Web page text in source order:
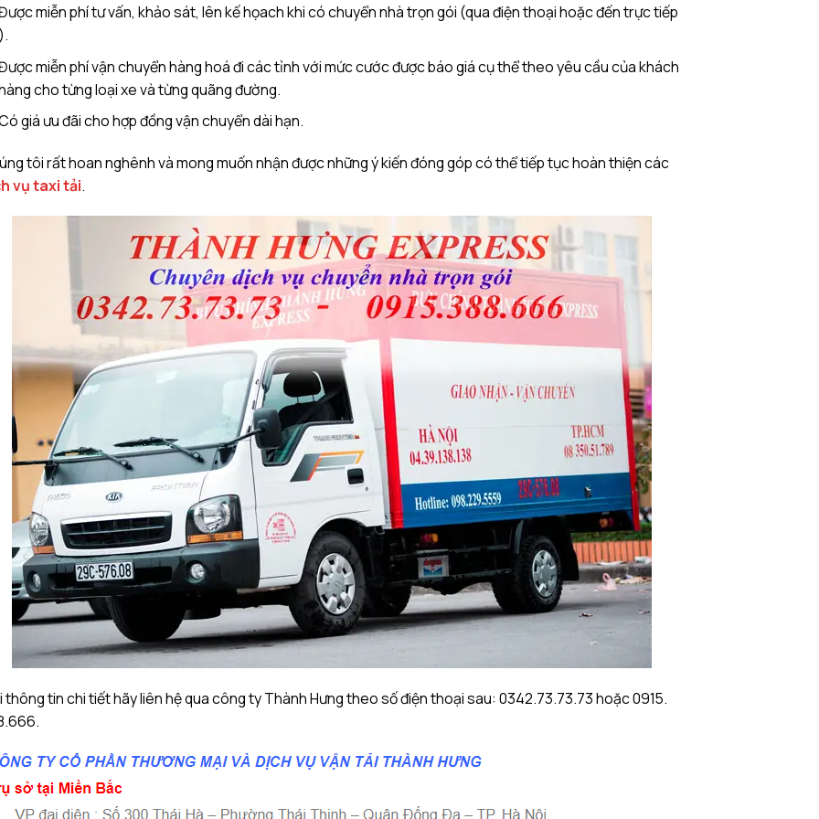
miễn phí tư vấn, khảo sát, lên kế họach khi có chuyển nhà trọn gói (qua điện thoại hoặc đến trực tiếp
).
miễn phí vận chuyển hàng hoá đi các tỉnh với mức cước được báo giá cụ thể theo yêu cầu của khách
cho từng loại xe và từng quãng đường.
giá ưu đãi cho hợp đồng vận chuyển dài hạn.
tôi rất hoan nghênh và mong muốn nhận được những ý kiến đóng góp có thể tiếp tục hoàn thiện các
vụ taxi tải.
thông tin chi tiết hãy liên hệ qua công ty Thành Hưng theo số điện thoại sau: 0342.73.73.73 hoặc 0915.